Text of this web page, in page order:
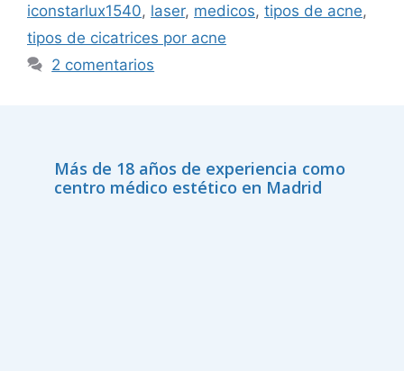
iconstarlux1540, laser, medicos, tipos de acne,
tipos de cicatrices por acne
2 comentarios
Más de 18 años de experiencia como
centro médico estético en Madrid